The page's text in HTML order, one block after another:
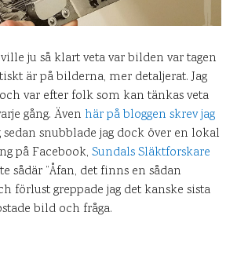
ju så klart veta var bilden var tagen
är på bilderna, mer detaljerat. Jag
var efter folk som kan tänkas veta
gång. Även här på bloggen skrev jag
sedan snubblade jag dock över en lokal
på Facebook, Sundals Släktforskare
sådär ”Åfan, det finns en sådan
förlust greppade jag det kanske sista
bild och fråga.